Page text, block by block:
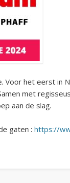
Voor het eerst in
met
aan de slag.
gaten : https://